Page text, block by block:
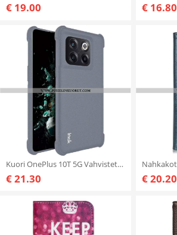
€ 19.00 € 16.80
Kuori OnePlus 10T 5G Vahvistettu Imak
€ 21.30 € 20.20